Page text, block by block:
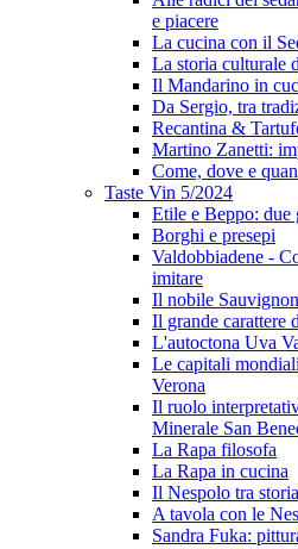
e piacere
La cucina con il
La storia culturale
Il Mandarino in
Da Sergio, tra
Recantina &
Martino Zanetti:
Come, dove e
Taste Vin 5/2024
Etile e Beppo: due
Borghi e presepi
Valdobbiadene -
imitare
Il nobile Sauvignon
Il grande carattere
L'autoctona Uva
Le capitali
Verona
Il ruolo
Minerale San
La Rapa filosofa
La Rapa in cucina
Il Nespolo tra
A tavola con le
Sandra Fuka: